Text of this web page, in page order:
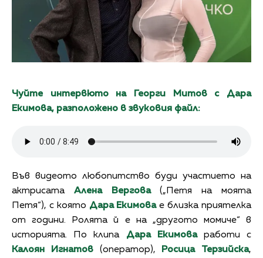
Чуйте интервюто на Георги Митов с Дара
Екимова, разположено в звуковия файл:
Във видеото любопитство буди участието на
актрисата Алена Вергова(„Петя на моята
Петя“), с която Дара Екимовае близка приятелка
от години. Ролята й е на „другото момиче“ в
историята. По клипа Дара Екимоваработи с
Калоян Игнатов(оператор), Росица Терзийска,